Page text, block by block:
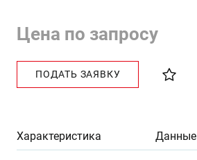
Цена по запросу
ПОДАТЬ ЗАЯВКУ
Характеристика Данные